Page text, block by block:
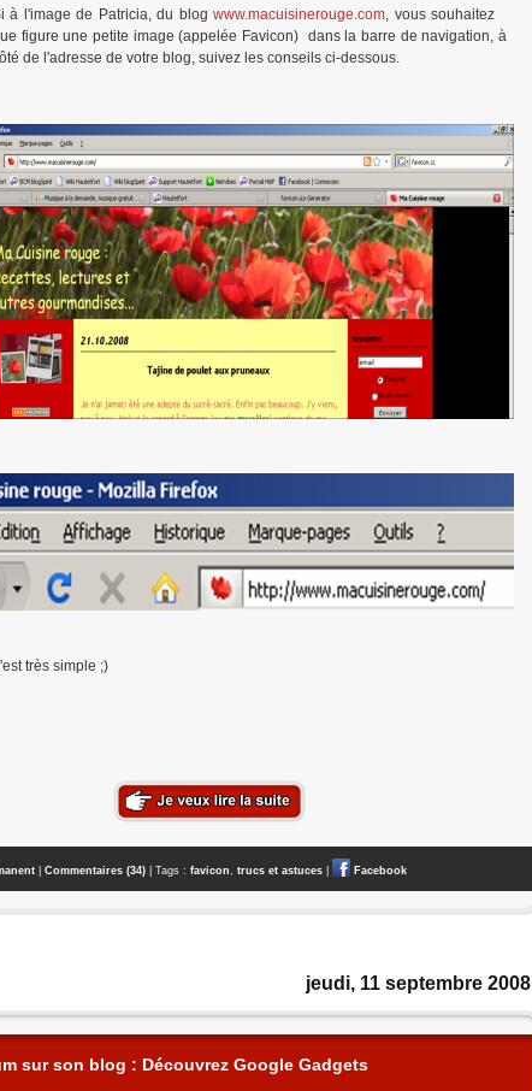
à l'image de Patricia, du blogwww.macuisinerouge.com, vous souhaitez
figure une petite image (appelée Favicon) dans la barre de navigation, à
de l'adresse de votre blog, suivez les conseils ci-dessous.
très simple ;)
Commentaires (34) | Tags : favicon trucs et astuces Facebook
jeudi, 11 septembre 2008
sur son blog : Découvrez Google Gadgets